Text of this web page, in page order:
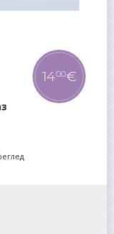
2300€